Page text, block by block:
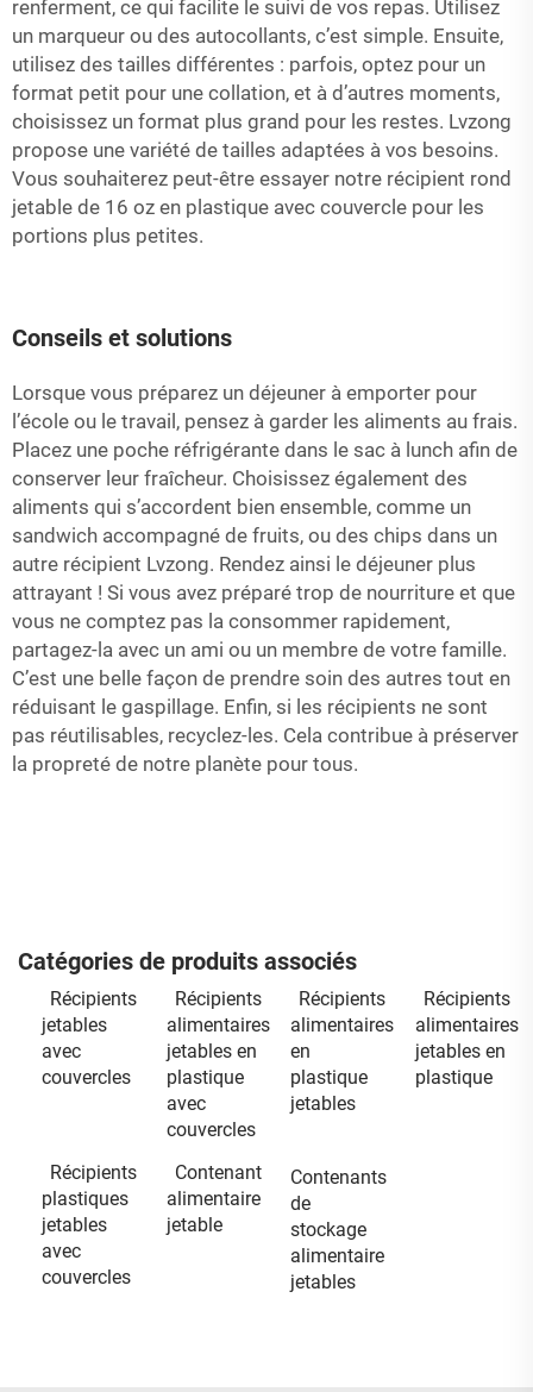
renferment, ce qui facilite le suivi de vos repas. Utilisez
un marqueur ou des autocollants, c’est simple. Ensuite,
utilisez des tailles différentes : parfois, optez pour un
format petit pour une collation, et à d’autres moments,
choisissez un format plus grand pour les restes. Lvzong
propose une variété de tailles adaptées à vos besoins.
Vous souhaiterez peut-être essayer notre récipient rond
jetable de 16 oz en plastique avec couvercle pour les
portions plus petites.
Conseils et solutions
Lorsque vous préparez un déjeuner à emporter pour
l’école ou le travail, pensez à garder les aliments au frais.
Placez une poche réfrigérante dans le sac à lunch afin de
conserver leur fraîcheur. Choisissez également des
aliments qui s’accordent bien ensemble, comme un
sandwich accompagné de fruits, ou des chips dans un
autre récipient Lvzong. Rendez ainsi le déjeuner plus
attrayant ! Si vous avez préparé trop de nourriture et que
vous ne comptez pas la consommer rapidement,
partagez-la avec un ami ou un membre de votre famille.
C’est une belle façon de prendre soin des autres tout en
réduisant le gaspillage. Enfin, si les récipients ne sont
pas réutilisables, recyclez-les. Cela contribue à préserver
la propreté de notre planète pour tous.
Catégories de produits associés
Récipients
jetables
avec
couvercles
Récipients
alimentaires
jetables en
plastique
avec
couvercles
Récipients
alimentaires
en
plastique
jetables
Récipients
alimentaires
jetables en
plastique
Récipients
plastiques
jetables
avec
couvercles
Contenant
alimentaire
jetable
Contenants
de
stockage
alimentaire
jetables